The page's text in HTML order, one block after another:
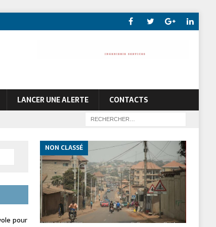
LANCER UNE ALERTE CONTACTS
pour
NON CLASSÉ